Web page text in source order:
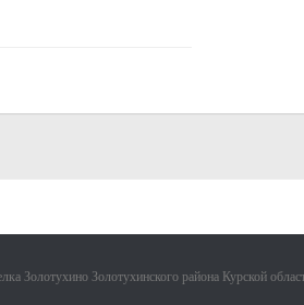
накопления твердых коммунальных